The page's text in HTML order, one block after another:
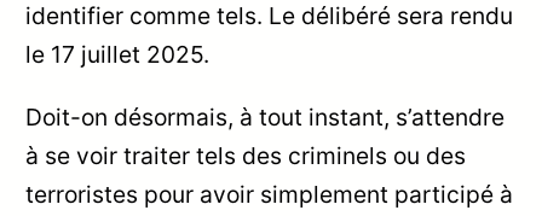
identifier comme tels. Le délibéré sera rendu
le 17 juillet 2025.
Doit-on désormais, à tout instant, s’attendre
à se voir traiter tels des criminels ou des
terroristes pour avoir simplement participé à